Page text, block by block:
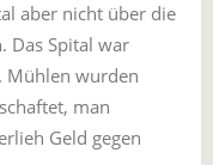
aber nicht über die
Das Spital war
Mühlen wurden
man
Geld gegen